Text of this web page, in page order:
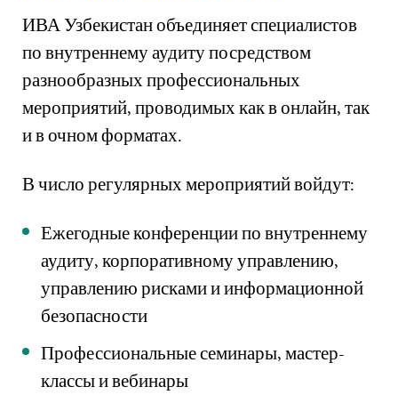
ИВА Узбекистан объединяет специалистов
по внутреннему аудиту посредством
разнообразных профессиональных
мероприятий, проводимых как в онлайн, так
и в очном форматах.
В число регулярных мероприятий войдут:
Ежегодные конференции по внутреннему
аудиту, корпоративному управлению,
управлению рисками и информационной
безопасности
Профессиональные семинары, мастер-
классы и вебинары